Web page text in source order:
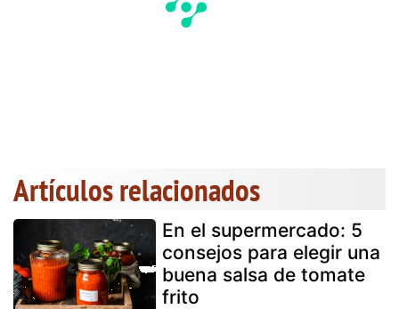
Artículos relacionados
En el supermercado: 5
consejos para elegir una
buena salsa de tomate
frito